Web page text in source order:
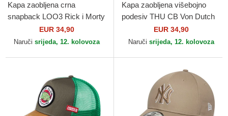
Kapa zaobljena crna
snapback LOO3 Rick i Morty
EUR 34,90
Naruči srijeda, 12. kolovoza
Kapa zaobljena višebojno
podesiv THU CB Von Dutch
EUR 34,90
Naruči srijeda, 12. kolovoza